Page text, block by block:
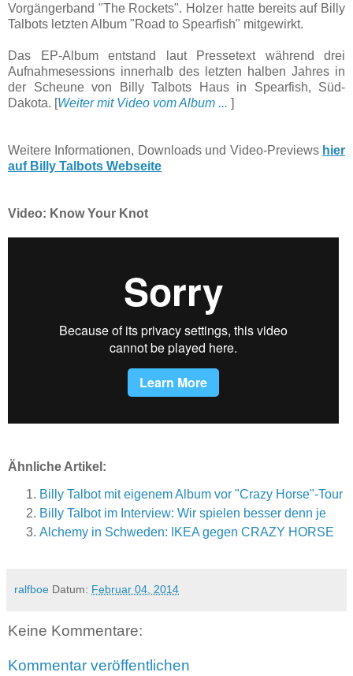
Vorgängerband "The Rockets". Holzer hatte bereits auf Billy
Talbots letzten Album "Road to Spearfish" mitgewirkt.
Das EP-Album entstand laut Pressetext während drei
Aufnahmesessions innerhalb des letzten halben Jahres in
der Scheune von Billy Talbots Haus in Spearfish, Süd-
Dakota. [Weiter mit Video vom Album ... ]
Weitere Informationen, Downloads und Video-Previews hier
auf Billy Talbots Webseite
Video: Know Your Knot
Ähnliche Artikel:
Billy Talbot mit eigenem Album vor "Crazy Horse"-Tour
Billy Talbot im Interview: Wir spielen besser denn je
Alchemy in Schweden: IKEA gegen CRAZY HORSE
ralfboe Datum: Februar 04, 2014
Keine Kommentare:
Kommentar veröffentlichen